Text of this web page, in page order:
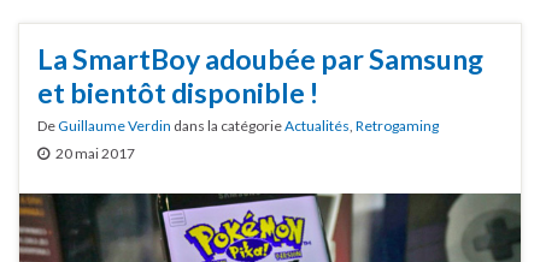
La SmartBoy adoubée par Samsung
et bientôt disponible !
DeGuillaume Verdin dans la catégorieActualités, Retrogaming
20 mai 2017